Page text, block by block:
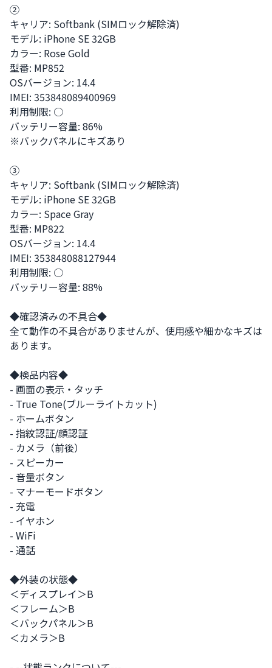
②
キャリア: Softbank (SIMロック解除済)
モデル: iPhone SE 32GB
カラー: Rose Gold
型番: MP852
OSバージョン: 14.4
IMEI: 353848089400969
利用制限: ○
バッテリー容量: 86%
※バックパネルにキズあり
③
キャリア: Softbank (SIMロック解除済)
モデル: iPhone SE 32GB
カラー: Space Gray
型番: MP822
OSバージョン: 14.4
IMEI: 353848088127944
利用制限: ○
バッテリー容量: 88%
◆確認済みの不具合◆
全て動作の不具合がありませんが、使用感や細かなキズは
あります。
◆検品内容◆
- 画面の表示・タッチ
- True Tone(ブルーライトカット)
- ホームボタン
- 指紋認証/顔認証
- カメラ（前後）
- スピーカー
- 音量ボタン
- マナーモードボタン
- 充電
- イヤホン
- WiFi
- 通話
◆外装の状態◆
＜ディスプレイ＞B
＜フレーム＞B
＜バックパネル＞B
＜カメラ＞B